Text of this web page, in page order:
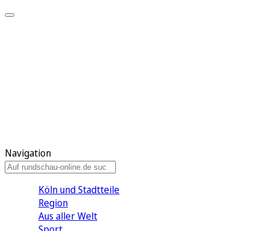
Navigation
Köln und Stadtteile
Region
Aus aller Welt